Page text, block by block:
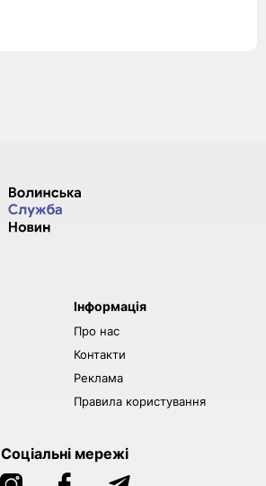
Інформація
Про нас
Контакти
Реклама
Правила користування
Соціальні мережі